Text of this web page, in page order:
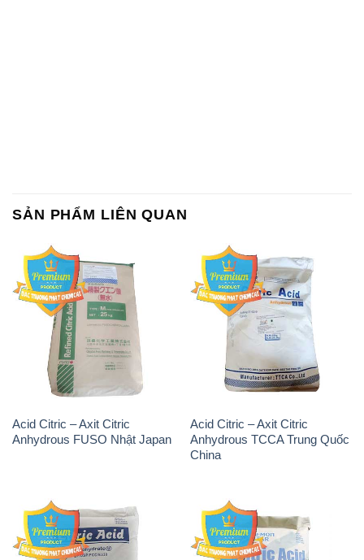
SẢN PHẨM LIÊN QUAN
Acid Citric – Axit Citric
Anhydrous FUSO Nhật Japan
Acid Citric – Axit Citric
Anhydrous TCCA Trung Quốc
China